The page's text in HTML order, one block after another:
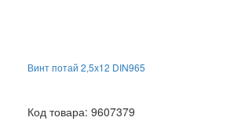
Винт потай 2,5х12 DIN965
Код товара: 9607379